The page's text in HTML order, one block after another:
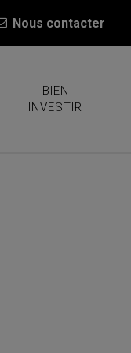
Nous contacter
BIEN
INVESTIR